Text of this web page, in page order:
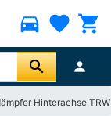
directions_car favorite shopping_cart
search person
Hinterachse